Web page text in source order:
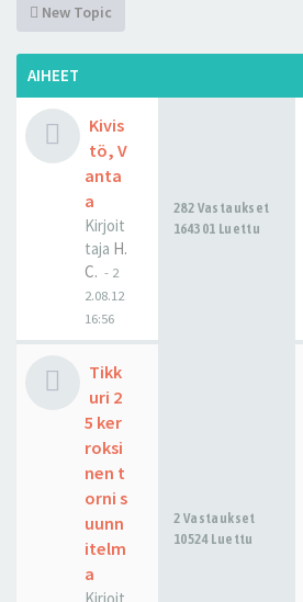
New Topic
AIHEET
Kivis
tö, V
anta
a
Kirjoit
taja H.
C. - 2
2.08.12
16:56
282 Vastaukset
164301 Luettu
Tikk
uri 2
5 ker
roksi
nen t
orni s
uunn
itelm
a
2 Vastaukset
10524 Luettu